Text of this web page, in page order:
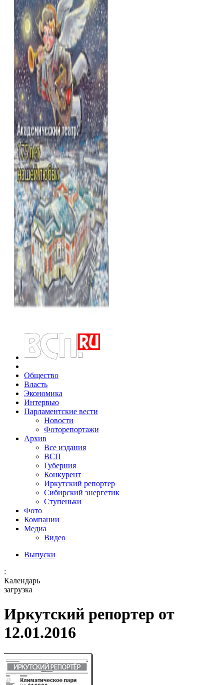
Общество
Власть
Экономика
Интервью
Парламентские вести
Новости
Фоторепортажи
Архив
Все издания
ВСП
Губерния
Конкурент
Иркутский репортер
Сибирский энергетик
Ступеньки
Фото
Компании
Медиа
Видео
Выпуски
:
Календарь
загрузка
Иркутский репортер от
12.01.2016